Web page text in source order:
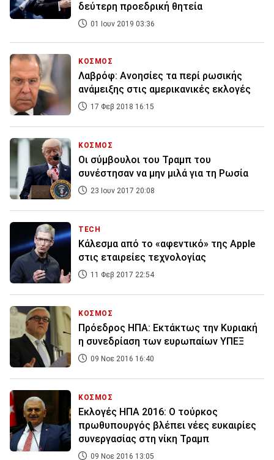
δεύτερη προεδρική θητεία
01 Ιουν 2019 03:36
ΚΟΣΜΟΣ
Λαβρόφ: Ανοησίες τα περί ρωσικής
ανάμειξης στις αμερικανικές εκλογές
17 Φεβ 2018 16:15
ΚΟΣΜΟΣ
Οι σύμβουλοι του Τραμπ του
συνέστησαν να μην μιλά για τη Ρωσία
23 Ιουν 2017 20:08
TECH
Κάλεσμα από το «αφεντικό» της Apple
στις εταιρείες τεχνολογίας
11 Φεβ 2017 22:54
ΚΟΣΜΟΣ
Πρόεδρος ΗΠΑ: Εκτάκτως την Κυριακή
η συνεδρίαση των ευρωπαίων ΥΠΕΞ
09 Νοε 2016 16:40
ΚΟΣΜΟΣ
Εκλογές ΗΠΑ 2016: Ο τούρκος
πρωθυπουργός βλέπει νέες ευκαιρίες
συνεργασίας στη νίκη Τραμπ
09 Νοε 2016 13:05